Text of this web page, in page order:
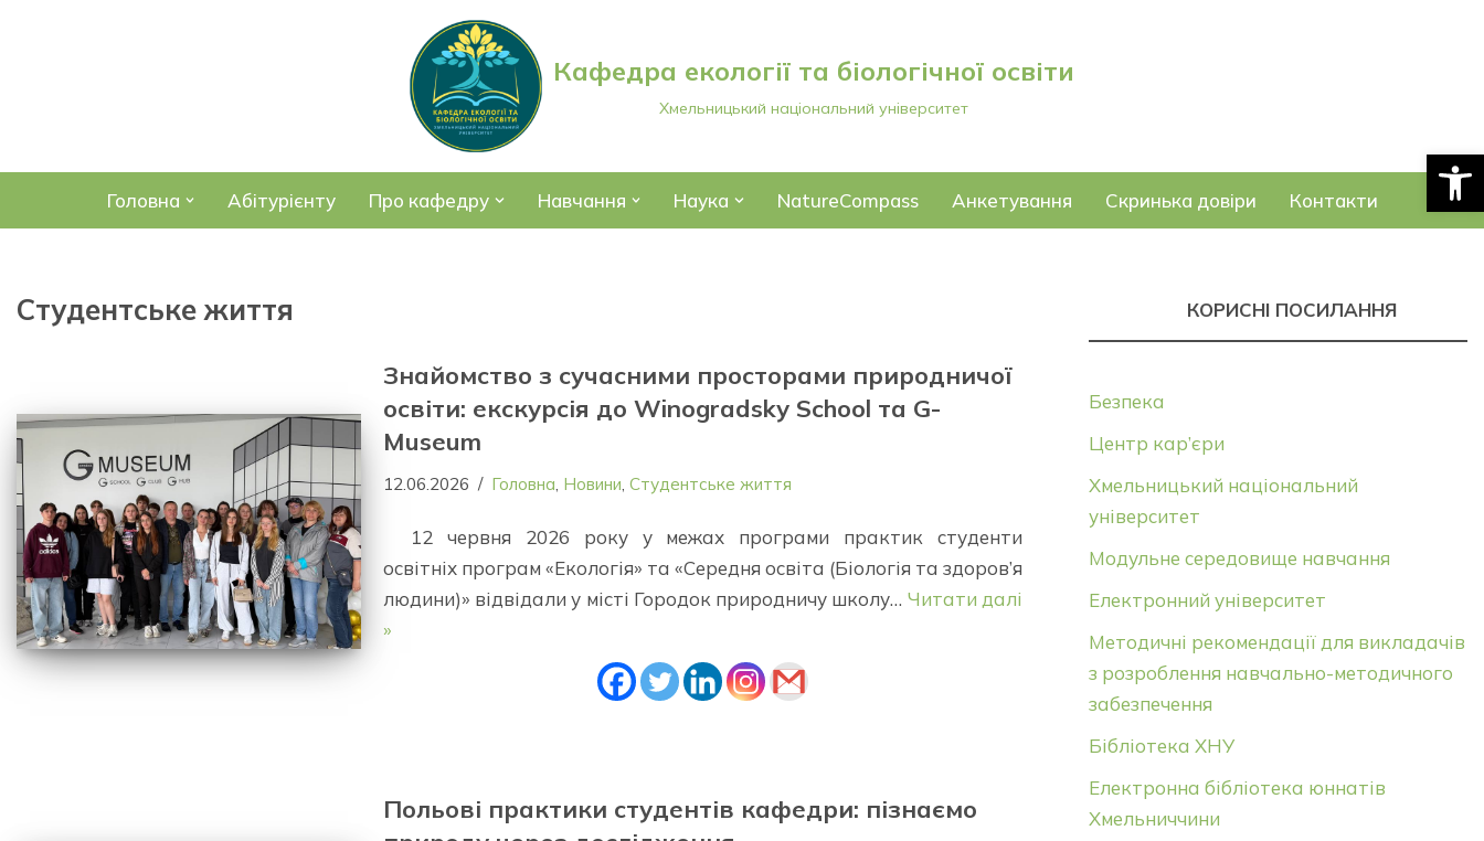
Кафедра екології та біологічної освіти
Хмельницький національний університет
Головна Абітурієнту Про кафедру Навчання Наука NatureCompass Анкетування Скринька довіри Контакти
Студентське життя
Знайомство з сучасними просторами природничої
освіти: екскурсія до Winogradsky School та G-
Museum
12.06.2026 Головна, Новини, Студентське життя
12 червня 2026 року у межах програми практик студенти
освітніх програм «Екологія» та «Середня освіта (Біологія та здоров’я
людини)» відвідали у місті Городок природничу школу… Читати далі
»
Польові практики студентів кафедри: пізнаємо
КОРИСНІ ПОСИЛАННЯ
Безпека
Центр кар’єри
Хмельницький національний
університет
Модульне середовище навчання
Електронний університет
Методичні рекомендації для викладачів
з розроблення навчально-методичного
забезпечення
Бібліотека ХНУ
Електронна бібліотека юннатів
Хмельниччини